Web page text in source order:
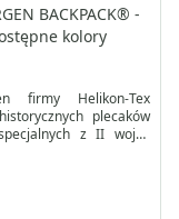
BACKPACK® -
kolory
firmy Helikon-Tex
plecaków
z II wojny
ma pojemność 18
niezbędne
Boczne kieszenie